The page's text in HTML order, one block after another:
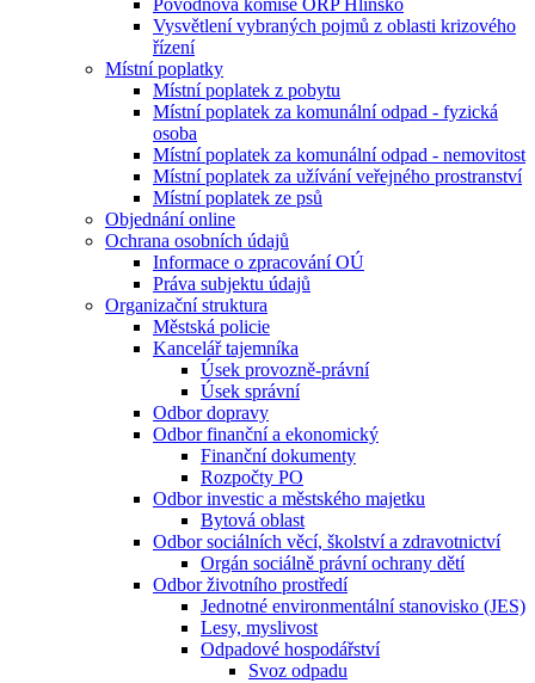
Povodňová komise ORP Hlinsko
Vysvětlení vybraných pojmů z oblasti krizového
řízení
Místní poplatky
Místní poplatek z pobytu
Místní poplatek za komunální odpad - fyzická
osoba
Místní poplatek za komunální odpad - nemovitost
Místní poplatek za užívání veřejného prostranství
Místní poplatek ze psů
Objednání online
Ochrana osobních údajů
Informace o zpracování OÚ
Práva subjektu údajů
Organizační struktura
Městská policie
Kancelář tajemníka
Úsek provozně-právní
Úsek správní
Odbor dopravy
Odbor finanční a ekonomický
Finanční dokumenty
Rozpočty PO
Odbor investic a městského majetku
Bytová oblast
Odbor sociálních věcí, školství a zdravotnictví
Orgán sociálně právní ochrany dětí
Odbor životního prostředí
Jednotné environmentální stanovisko (JES)
Lesy, myslivost
Odpadové hospodářství
Svoz odpadu